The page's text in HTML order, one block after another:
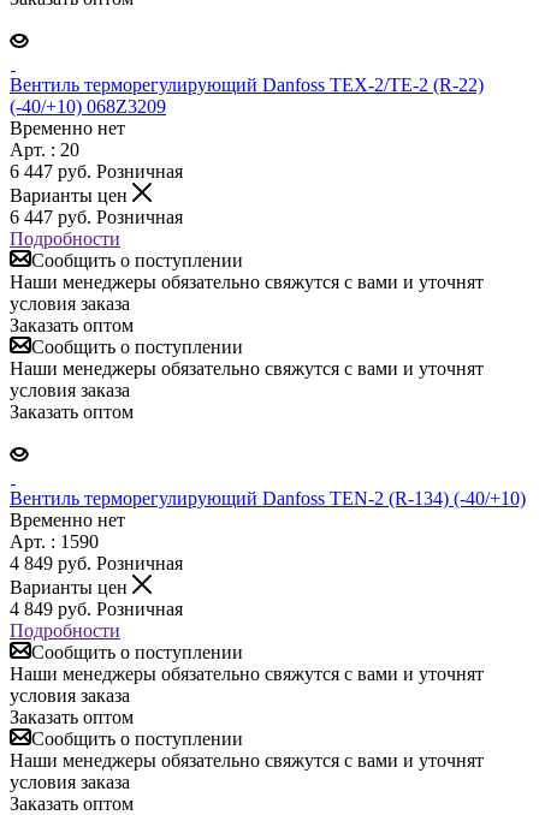
Вентиль терморегулирующий Danfoss ТЕХ-2/TE-2 (R-22)
(-40/+10) 068Z3209
Временно нет
Арт. : 20
6 447 руб. Розничная
Варианты цен
6 447 руб. Розничная
Подробности
Сообщить о поступлении
Наши менеджеры обязательно свяжутся с вами и уточнят
условия заказа
Заказать оптом
Сообщить о поступлении
Наши менеджеры обязательно свяжутся с вами и уточнят
условия заказа
Заказать оптом
Вентиль терморегулирующий Danfoss TEN-2 (R-134) (-40/+10)
Временно нет
Арт. : 1590
4 849 руб. Розничная
Варианты цен
4 849 руб. Розничная
Подробности
Сообщить о поступлении
Наши менеджеры обязательно свяжутся с вами и уточнят
условия заказа
Заказать оптом
Сообщить о поступлении
Наши менеджеры обязательно свяжутся с вами и уточнят
условия заказа
Заказать оптом